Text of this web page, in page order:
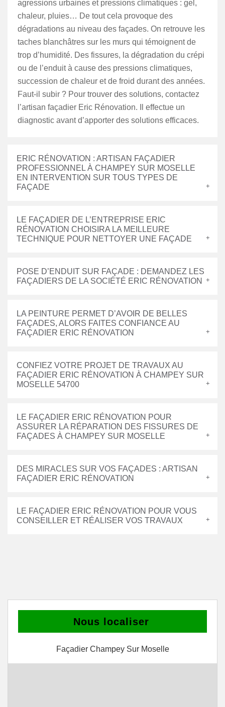
agressions urbaines et pressions climatiques : gel,
chaleur, pluies… De tout cela provoque des
dégradations au niveau des façades. On retrouve les
taches blanchâtres sur les murs qui témoignent de
trop d’humidité. Des fissures, la dégradation du crépi
ou de l’enduit à cause des pressions climatiques,
succession de chaleur et de froid durant des années.
Faut-il subir ? Pour trouver des solutions, contactez
l’artisan façadier Eric Rénovation. Il effectue un
diagnostic avant d’apporter des solutions efficaces.
ERIC RÉNOVATION : ARTISAN FAÇADIER
PROFESSIONNEL À CHAMPEY SUR MOSELLE
EN INTERVENTION SUR TOUS TYPES DE
FAÇADE
LE FAÇADIER DE L’ENTREPRISE ERIC
RÉNOVATION CHOISIRA LA MEILLEURE
TECHNIQUE POUR NETTOYER UNE FAÇADE
POSE D’ENDUIT SUR FAÇADE : DEMANDEZ LES
FAÇADIERS DE LA SOCIÉTÉ ERIC RÉNOVATION
LA PEINTURE PERMET D’AVOIR DE BELLES
FAÇADES, ALORS FAITES CONFIANCE AU
FAÇADIER ERIC RÉNOVATION
CONFIEZ VOTRE PROJET DE TRAVAUX AU
FAÇADIER ERIC RÉNOVATION À CHAMPEY SUR
MOSELLE 54700
LE FAÇADIER ERIC RÉNOVATION POUR
ASSURER LA RÉPARATION DES FISSURES DE
FAÇADES À CHAMPEY SUR MOSELLE
DES MIRACLES SUR VOS FAÇADES : ARTISAN
FAÇADIER ERIC RÉNOVATION
LE FAÇADIER ERIC RÉNOVATION POUR VOUS
CONSEILLER ET RÉALISER VOS TRAVAUX
Nous localiser
Façadier Champey Sur Moselle